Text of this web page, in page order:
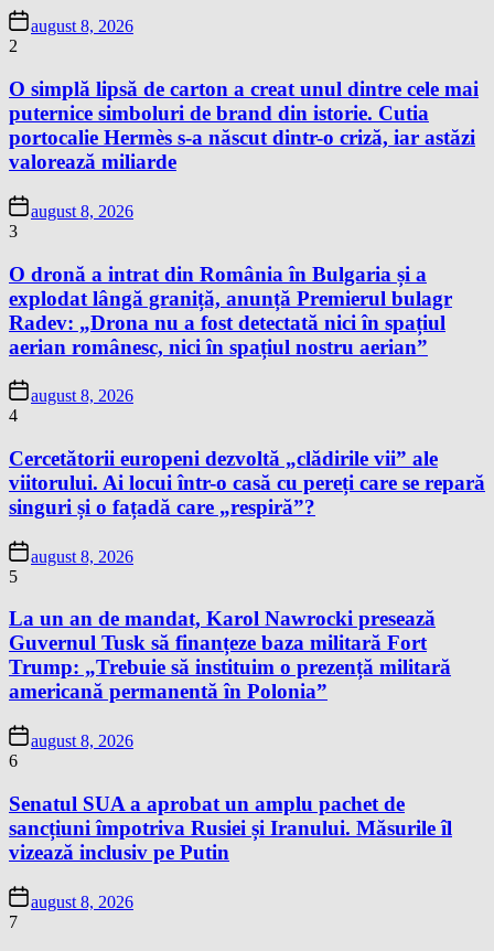
august 8, 2026
2
O simplă lipsă de carton a creat unul dintre cele mai
puternice simboluri de brand din istorie. Cutia
portocalie Hermès s-a născut dintr-o criză, iar astăzi
valorează miliarde
august 8, 2026
3
O dronă a intrat din România în Bulgaria și a
explodat lângă graniță, anunță Premierul bulagr
Radev: „Drona nu a fost detectată nici în spațiul
aerian românesc, nici în spațiul nostru aerian”
august 8, 2026
4
Cercetătorii europeni dezvoltă „clădirile vii” ale
viitorului. Ai locui într-o casă cu pereți care se repară
singuri și o fațadă care „respiră”?
august 8, 2026
5
La un an de mandat, Karol Nawrocki presează
Guvernul Tusk să finanțeze baza militară Fort
Trump: „Trebuie să instituim o prezență militară
americană permanentă în Polonia”
august 8, 2026
6
Senatul SUA a aprobat un amplu pachet de
sancțiuni împotriva Rusiei și Iranului. Măsurile îl
vizează inclusiv pe Putin
august 8, 2026
7